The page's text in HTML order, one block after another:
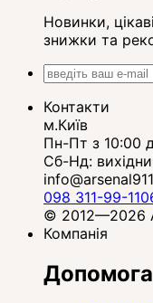
Новинки,
знижки та
Контакти
м.Київ
Пн-Пт з 10:00
Сб-Нд:
098 311-99-11
© 2012—2026
Компанія
Допомога